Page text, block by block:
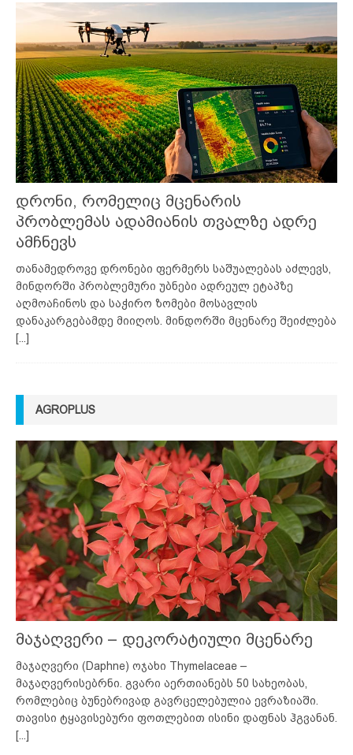
დრონი, რომელიც მცენარის
პრობლემას ადამიანის თვალზე ადრე
ამჩნევს
თანამედროვე დრონები ფერმერს საშუალებას აძლევს,
მინდორში პრობლემური უბნები ადრეულ ეტაპზე
აღმოაჩინოს და საჭირო ზომები მოსავლის
დანაკარგებამდე მიიღოს. მინდორში მცენარე შეიძლება
[...]
AGROPLUS
მაჯაღვერი – დეკორატიული მცენარე
მაჯაღვერი (Daphne) ოჯახი Thymelaceae –
მაჯაღვერისებრნი. გვარი აერთიანებს 50 სახეობას,
რომლებიც ბუნებრივად გავრცელებულია ევრაზიაში.
თავისი ტყავისებური ფოთლებით ისინი დაფნას ჰგვანან.
[...]